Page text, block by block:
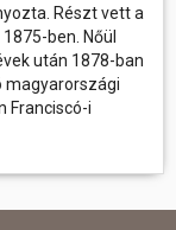
Részt vett a
ben. Nőül
után 1878-ban
magyarországi
Franciscó-i